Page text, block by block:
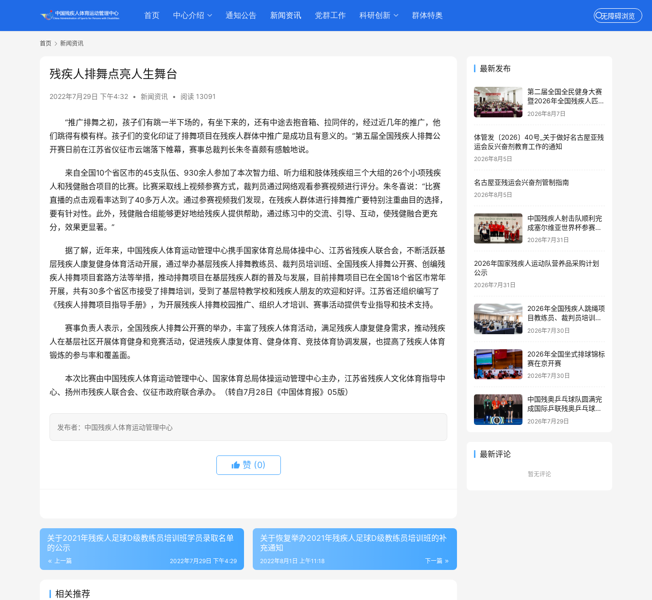
无障碍浏览
首页 中心介绍 通知公告 新闻资讯 党群工作 科研创新 群体特奥
首页 新闻资讯
残疾人排舞点亮人生舞台
2022年7月29日 下午4:32 • 新闻资讯 • 阅读 13091
“推广排舞之初，孩子们有跳一半下场的，有坐下来的，还有中途去抱音箱、拉同伴的，经过近几年的推广，他
们跳得有模有样。孩子们的变化印证了排舞项目在残疾人群体中推广是成功且有意义的。”第五届全国残疾人排舞公
开赛日前在江苏省仪征市云端落下帷幕，赛事总裁判长朱冬喜颇有感触地说。
来自全国10个省区市的45支队伍、930余人参加了本次智力组、听力组和肢体残疾组三个大组的26个小项残疾
人和残健融合项目的比赛。比赛采取线上视频参赛方式，裁判员通过网络观看参赛视频进行评分。朱冬喜说：“比赛
直播的点击观看率达到了40多万人次。通过参赛视频我们发现，在残疾人群体进行排舞推广要特别注重曲目的选择，
要有针对性。此外，残健融合组能够更好地给残疾人提供帮助，通过练习中的交流、引导、互动，使残健融合更充
分，效果更显著。”
据了解，近年来，中国残疾人体育运动管理中心携手国家体育总局体操中心、江苏省残疾人联合会，不断活跃基
层残疾人康复健身体育活动开展，通过举办基层残疾人排舞教练员、裁判员培训班、全国残疾人排舞公开赛、创编残
疾人排舞项目套路方法等举措，推动排舞项目在基层残疾人群的普及与发展，目前排舞项目已在全国18个省区市常年
开展，共有30多个省区市接受了排舞培训，受到了基层特教学校和残疾人朋友的欢迎和好评。江苏省还组织编写了
《残疾人排舞项目指导手册》，为开展残疾人排舞校园推广、组织人才培训、赛事活动提供专业指导和技术支持。
赛事负责人表示，全国残疾人排舞公开赛的举办，丰富了残疾人体育活动，满足残疾人康复健身需求，推动残疾
人在基层社区开展体育健身和竞赛活动，促进残疾人康复体育、健身体育、竞技体育协调发展，也提高了残疾人体育
锻炼的参与率和覆盖面。
本次比赛由中国残疾人体育运动管理中心、国家体育总局体操运动管理中心主办，江苏省残疾人文化体育指导中
心、扬州市残疾人联合会、仪征市政府联合承办。（转自7月28日《中国体育报》05版）
发布者：中国残疾人体育运动管理中心
赞 (0)
关于2021年残疾人足球D级教练员培训班学员录取名单
的公示
上一篇 2022年7月29日 下午4:29
关于恢复举办2021年残疾人足球D级教练员培训班的补
充通知
下一篇
2022年8月1日 上午11:18
相关推荐
最新发布
第二届全国全民健身大赛
暨2026年全国残疾人匹克
球推广活动在京举办
2026年8月7日
体管发〔2026〕40号_关于做好名古屋亚残
运会反兴奋剂教育工作的通知
2026年8月5日
名古屋亚残运会兴奋剂管制指南
2026年8月5日
中国残疾人射击队顺利完
成塞尔维亚世界杯参赛任
务
2026年7月31日
2026年国家残疾人运动队营养品采购计划
公示
2026年7月31日
2026年全国残疾人跳绳项
目教练员、裁判员培训班
在新疆伊犁开班
2026年7月30日
2026年全国坐式排球锦标
赛在京开赛
2026年7月30日
中国残奥乒乓球队圆满完
成国际乒联残奥乒乓球新
星赛和精英赛泰国站参赛
2026年7月29日
最新评论
暂无评论